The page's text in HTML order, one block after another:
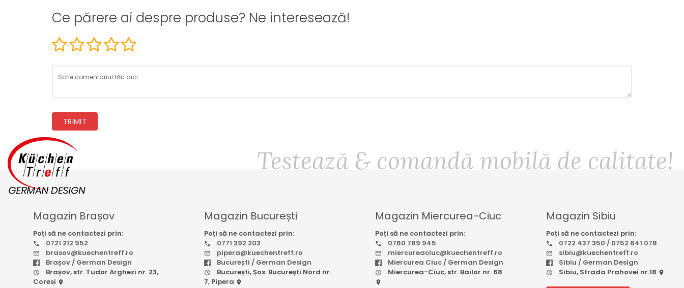
Ce părere ai despre produse? Ne interesează!
TRIMIT
Testează & comandă mobilă de calitate!
Magazin Brașov
Poți să ne contactezi prin:
0721 212 952
brasov@kuechentreff.ro
Brașov / German Design
Brașov, str. Tudor Arghezi nr. 23,
Coresi
Magazin București
Poți să ne contactezi prin:
0771 392 203
pipera@kuechentreff.ro
București / German Design
București, Șos. București Nord nr.
7, Pipera
Magazin Miercurea-Ciuc
Poți să ne contactezi prin:
0760 789 945
miercureaciuc@kuechentreff.ro
Miercurea Ciuc / German Design
Miercurea-Ciuc, str. Bailor nr. 68
Magazin Sibiu
Poți să ne contactezi prin:
0722 437 350 / 0752 641 078
sibiu@kuechentreff.ro
Sibiu / German Design
Sibiu, Strada Prahovei nr.18